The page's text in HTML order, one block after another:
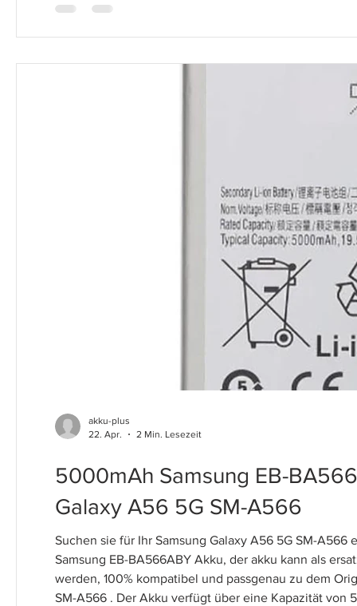
5000mAh Samsung EB-
Galaxy A56 5G SM-A566
Suchen sie für Ihr Samsung Galaxy A56 5G SM-
Samsung EB-BA566ABY Akku, der akku kann als ersatz-
werden, 100% kompatibel und passgenau zu dem
SM-A566 . Der Akku verfügt über eine Kapazität von
akku-plus
22. Apr.
2 Min. Lesezeit